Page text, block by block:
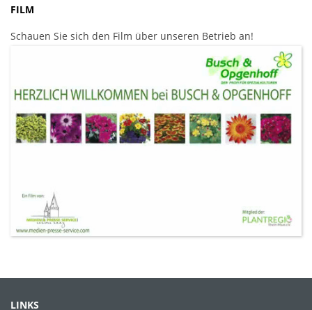
FILM
Schauen Sie sich den Film über unseren Betrieb an!
LINKS